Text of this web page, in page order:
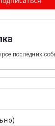
последних